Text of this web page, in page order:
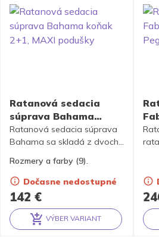
Ratanová sedacia
súprava Bahama
koňak 2+1, MAXI
podušky
142 €
Ratanová sedacia súprava
Bahama sa skladá z dvoch
doskou a kompletnej sady
podušiek v MAXI prevedení.
Podušky sú k dispozícii v 9
farbách.
Rozmery a farby (9).
Dočasne nedostupné
VÝBER VARIANT